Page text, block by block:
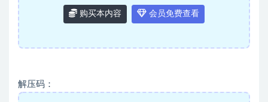
购买本内容 会员免费查看
解压码：